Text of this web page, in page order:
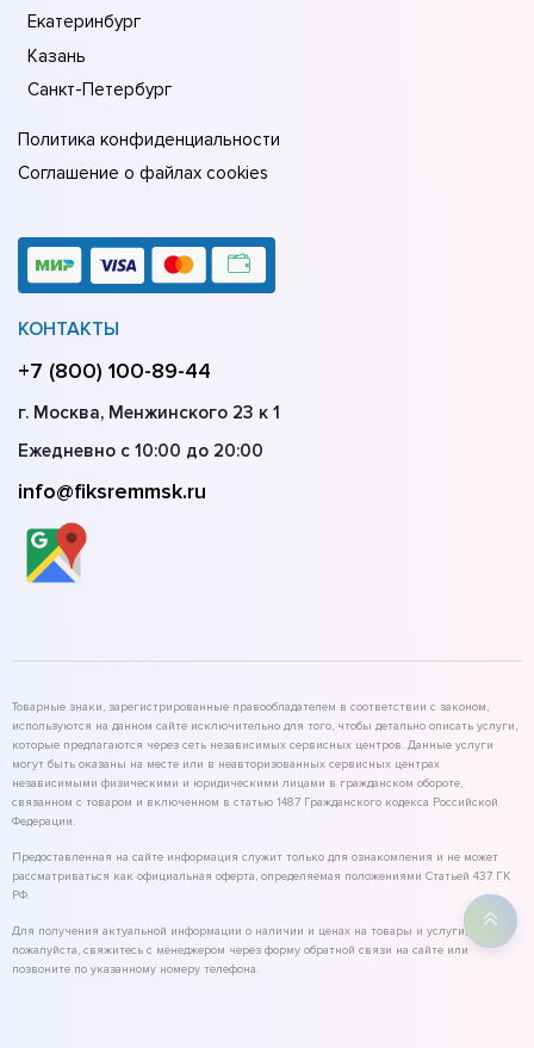
Екатеринбург
Казань
Санкт-Петербург
Политика конфиденциальности
Соглашение о файлах cookies
КОНТАКТЫ
+7 (800) 100-89-44
г. Москва, Менжинского 23 к 1
Ежедневно с 10:00 до 20:00
info@fiksremmsk.ru
Товарные знаки, зарегистрированные правообладателем в соответствии с законом,
используются на данном сайте исключительно для того, чтобы детально описать услуги,
которые предлагаются через сеть независимых сервисных центров. Данные услуги
могут быть оказаны на месте или в неавторизованных сервисных центрах
независимыми физическими и юридическими лицами в гражданском обороте,
связанном с товаром и включенном в статью 1487 Гражданского кодекса Российской
Федерации.
Предоставленная на сайте информация служит только для ознакомления и не может
рассматриваться как официальная оферта, определяемая положениями Статьей 437 ГК
РФ.
Для получения актуальной информации о наличии и ценах на товары и услуги,
пожалуйста, свяжитесь с менеджером через форму обратной связи на сайте или
позвоните по указанному номеру телефона.